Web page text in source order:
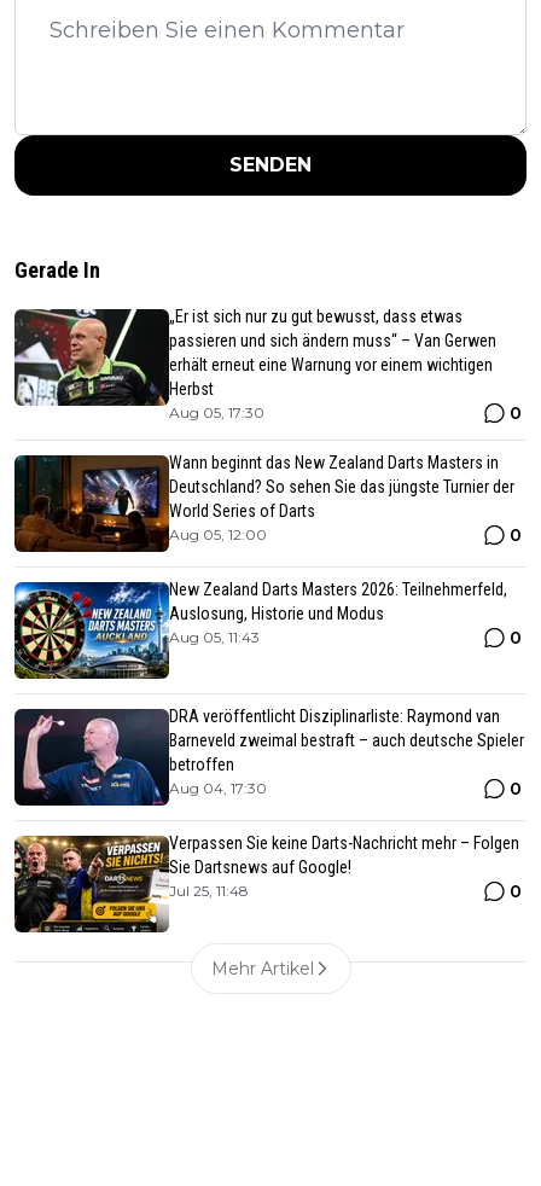
SENDEN
Gerade In
„Er ist sich nur zu gut bewusst, dass etwas
passieren und sich ändern muss“ – Van Gerwen
erhält erneut eine Warnung vor einem wichtigen
Herbst
Aug 05, 17:30 0
Wann beginnt das New Zealand Darts Masters in
Deutschland? So sehen Sie das jüngste Turnier der
World Series of Darts
Aug 05, 12:00 0
New Zealand Darts Masters 2026: Teilnehmerfeld,
Auslosung, Historie und Modus
Aug 05, 11:43 0
DRA veröffentlicht Disziplinarliste: Raymond van
Barneveld zweimal bestraft – auch deutsche Spieler
betroffen
Aug 04, 17:30 0
Verpassen Sie keine Darts-Nachricht mehr – Folgen
Sie Dartsnews auf Google!
Jul 25, 11:48 0
Mehr Artikel